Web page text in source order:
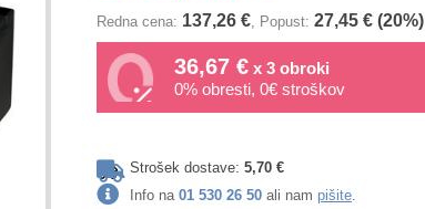
Redna cena: 137,26 €, Popust: 27,45 € (20%)
36,67 € x 3 obroki
0% obresti, 0€ stroškov
Strošek dostave: 5,70 €
Info na 01 530 26 50 ali nam pišite.